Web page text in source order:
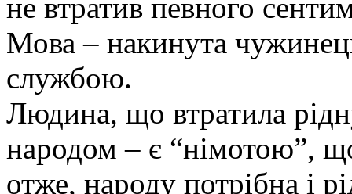
не втратив певного
Мова – накинута
службою.
Людина, що втратила
народом – є “німотою”,
отже, народу потрібна і